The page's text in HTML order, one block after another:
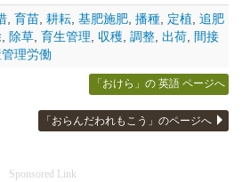
育苗 耕耘 基肥施肥 播種 定植 追肥
除草 育生管理 収穫 調整 出荷 間接
理労働
「おけら」の 英語 ページへ
「おらんだわれもこう」のページへ
Sponsored Link